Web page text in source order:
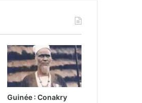
Guinée : Conakry